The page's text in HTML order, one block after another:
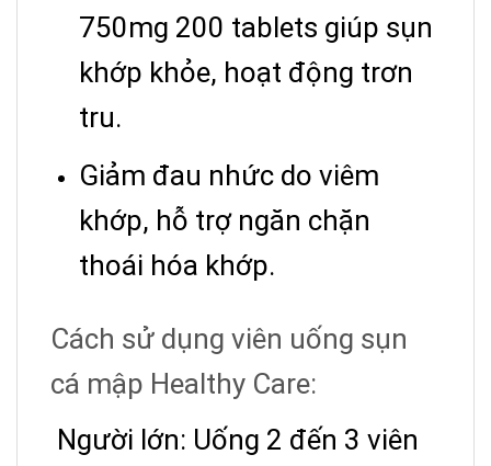
750mg 200 tablets giúp sụn
khớp khỏe, hoạt động trơn
tru.
Giảm đau nhức do viêm
khớp, hỗ trợ ngăn chặn
thoái hóa khớp.
Cách sử dụng viên uống sụn
cá mập Healthy Care:
Người lớn: Uống 2 đến 3 viên